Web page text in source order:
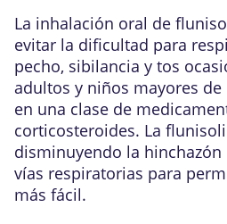
La inhalación oral de
evitar la dificultad para
pecho, sibilancia y tos
adultos y niños mayores de
en una clase de
corticosteroides. La
disminuyendo la
vías respiratorias para
más fácil.